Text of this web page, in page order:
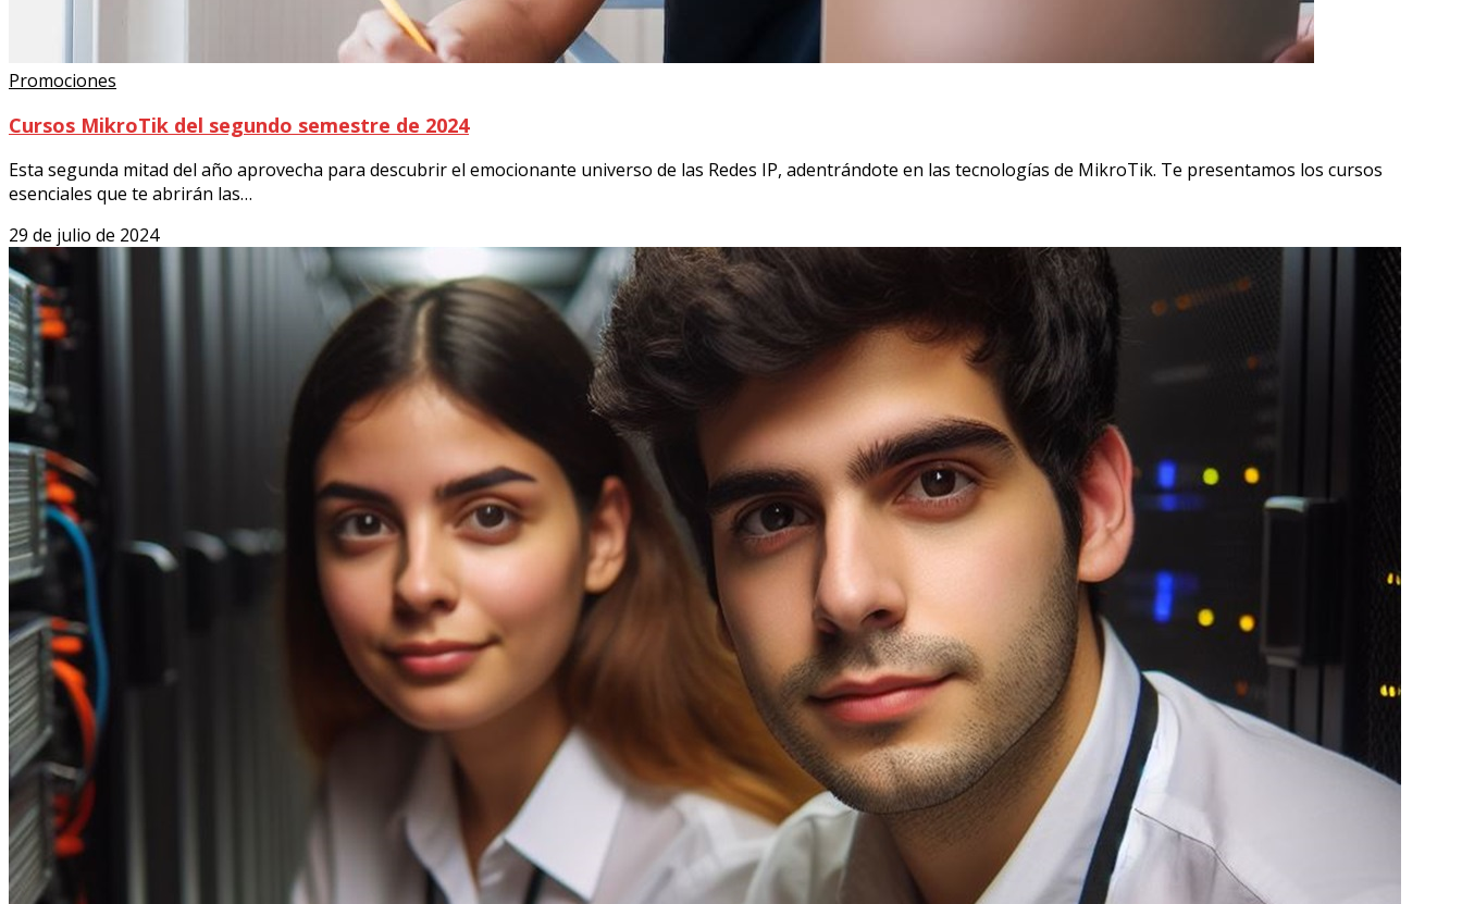
Promociones
Cursos MikroTik del segundo semestre de 2024
Esta segunda mitad del año aprovecha para descubrir el emocionante universo de las Redes IP, adentrándote en las tecnologías de MikroTik. Te presentamos los cursos
esenciales que te abrirán las…
29 de julio de 2024